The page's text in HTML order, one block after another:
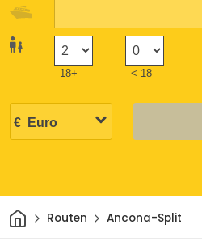
18+ < 18
HeimRouten Ancona-Split